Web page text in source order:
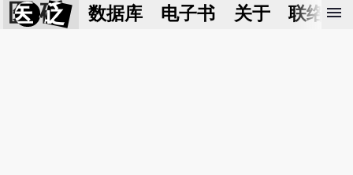
医 砭 数据库 电子书 关于 联络我
menu